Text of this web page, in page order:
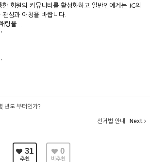
회원의 커뮤니티를 활성화하고 일반인에게는 JC의
심과 애청을 바랍니다.
팅을...
'
년도 부터인가?
선거법 안내 Next
31
추천
0
비추천